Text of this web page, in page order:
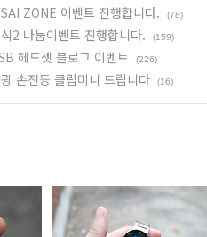
ZONE 이벤트 진행합니다. (78)
2 나눔이벤트 진행합니다. (159)
헤드셋 블로그 이벤트 (226)
손전등 클립미니 드립니다 (16)